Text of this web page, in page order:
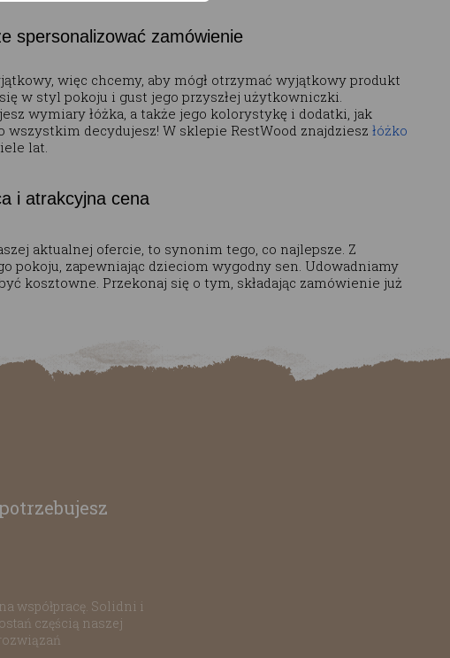
spersonalizować zamówienie
więc chcemy, aby mógł otrzymać wyjątkowy produkt
w styl pokoju i gust jego przyszłej użytkowniczki.
wymiary łóżka, a także jego kolorystykę i dodatki, jak
wszystkim decydujesz! W sklepie RestWood znajdziesz łóżko
lat.
i atrakcyjna cena
aktualnej ofercie, to synonim tego, co najlepsze. Z
pokoju, zapewniając dzieciom wygodny sen. Udowadniamy
kosztowne. Przekonaj się o tym, składając zamówienie już
współpracę. Solidni i
częścią naszej